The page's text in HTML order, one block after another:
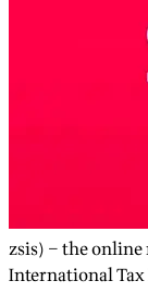
zsis) – the online
International Tax